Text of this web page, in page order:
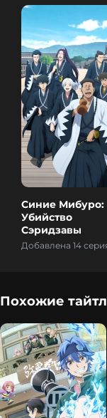
Синие Мибуро:
Убийство
Сэридзавы
Добавлена 14
Похожие